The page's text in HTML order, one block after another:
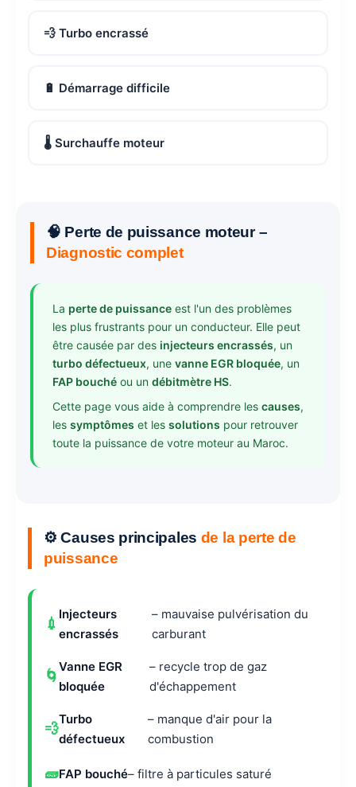
💨 Turbo encrassé
🔋 Démarrage difficile
🌡️ Surchauffe moteur
🧠 Perte de puissance moteur –
Diagnostic complet
La perte de puissance est l'un des problèmes
les plus frustrants pour un conducteur. Elle peut
être causée par des injecteurs encrassés, un
turbo défectueux, une vanne EGR bloquée, un
FAP bouché ou un débitmètre HS.
Cette page vous aide à comprendre les causes,
les symptômes et les solutions pour retrouver
toute la puissance de votre moteur au Maroc.
⚙️ Causes principales de la perte de
puissance
💉
Injecteurs
encrassés
– mauvaise pulvérisation du
carburant
🌀
Vanne EGR
bloquée
– recycle trop de gaz
d'échappement
💨
Turbo
défectueux
– manque d'air pour la
combustion
🧱FAP bouché– filtre à particules saturé